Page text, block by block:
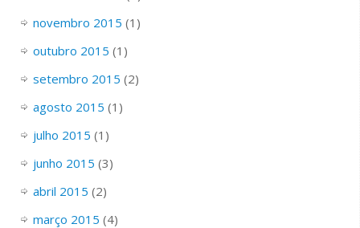
novembro 2015 (1)
outubro 2015 (1)
setembro 2015 (2)
agosto 2015 (1)
julho 2015 (1)
junho 2015 (3)
abril 2015 (2)
março 2015 (4)